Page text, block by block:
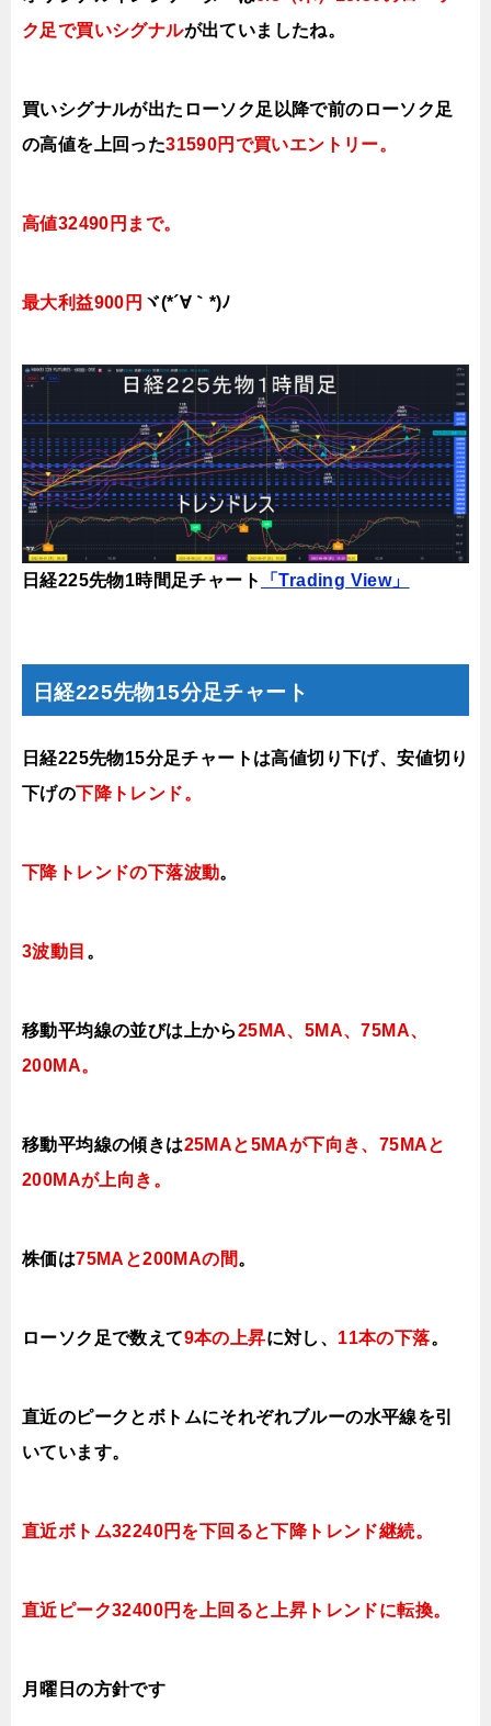
ク足で買いシグナルが出ていましたね。
買いシグナルが出たローソク足以降で前の ローソク足
の高値を上回った31590円で買いエントリー。
高値32490円まで。
最大利益900円 ヾ(*´∀｀*)ﾉ
日経225先物1時間足チャート 「Trading View」
日経225先物15分足チャート
日経225先物15分足チャートは高値切り下げ、安値切り
下げの下降トレンド。
下降トレンドの下落波動。
3波動目 。
移動平均線の並びは上から25MA、5MA、75MA、
200MA。
移動平均線の傾きは25MAと5MAが下向き、75MAと
200MAが上向き 。
株価は75MAと200MAの間。
ローソク足で数えて9本の上昇に対し、 11本の下落。
直近のピークとボトムにそれぞれブルーの水平線を引
いています。
直近ボトム32240円を下回ると下降トレンド継続。
直近ピーク32400円を上回ると上昇トレンドに転換。
月曜日の方針です